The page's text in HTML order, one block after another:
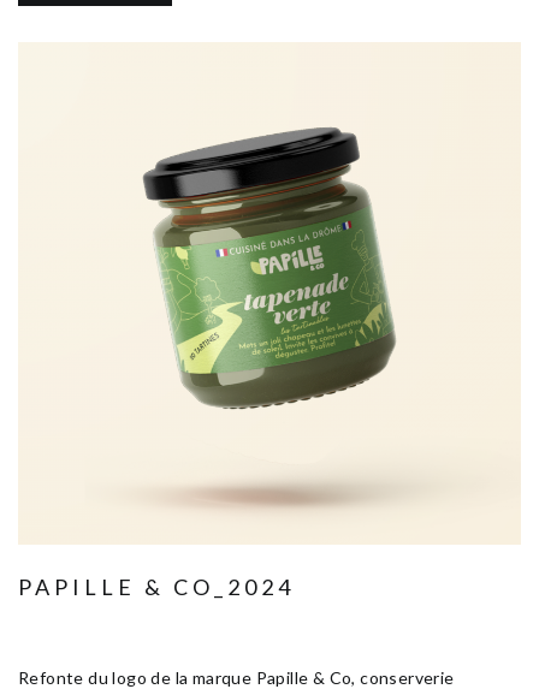
PAPILLE & CO_2024
Refonte du logo de la marque Papille & Co, conserverie